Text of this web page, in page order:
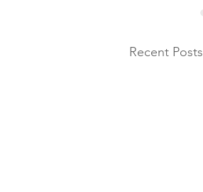
Recent Posts